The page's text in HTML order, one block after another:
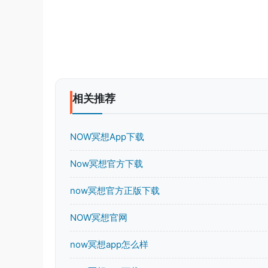
相关推荐
NOW冥想App下载
Now冥想官方下载
now冥想官方正版下载
NOW冥想官网
now冥想app怎么样